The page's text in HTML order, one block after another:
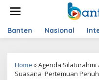
t
Banten Nasional
Home »Agenda Silaturahmi
Suasana Pertemuan